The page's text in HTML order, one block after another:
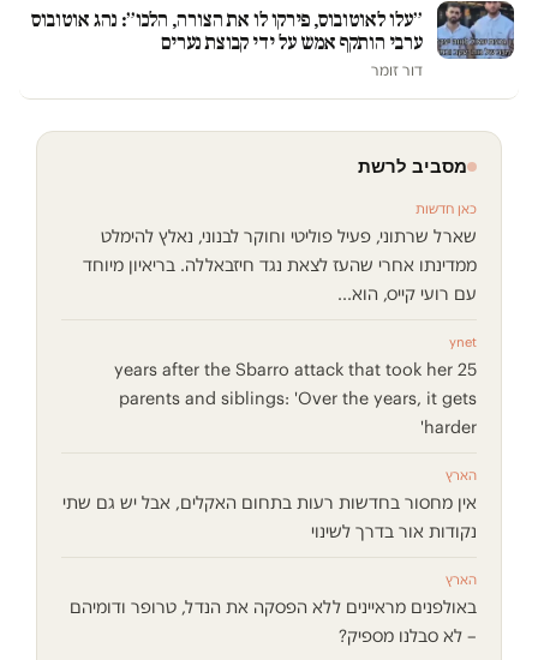
״עלו לאוטובוס, פירקו לו את הצורה, הלכו״: נהג אוטובוס
ערבי הותקף אמש על ידי קבוצת נערים
דור זומר
מסביב לרשת
כאן חדשות
שארל שרתוני, פעיל פוליטי וחוקר לבנוני, נאלץ להימלט
ממדינתו אחרי שהעז לצאת נגד חיזבאללה. בריאיון מיוחד
עם רועי קייס, הוא...
ynet
25 years after the Sbarro attack that took her
parents and siblings: 'Over the years, it gets
harder'
הארץ
אין מחסור בחדשות רעות בתחום האקלים, אבל יש גם שתי
נקודות אור בדרך לשינוי
הארץ
באולפנים מראיינים ללא הפסקה את הנדל, טרופר ודומיהם
– לא סבלנו מספיק?